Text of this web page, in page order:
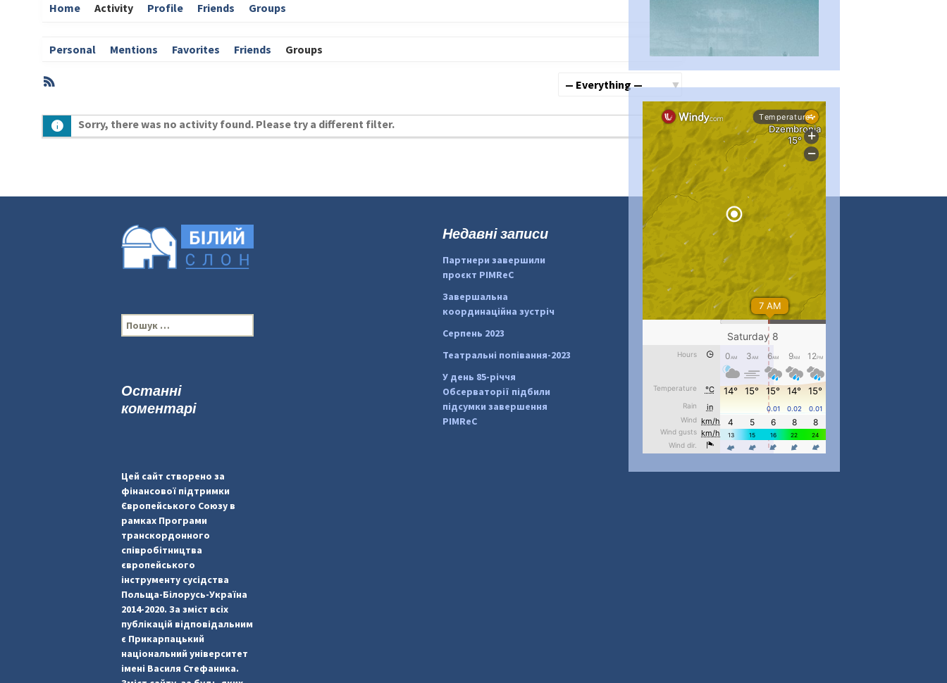
Home Activity Profile Friends Groups
Personal Mentions Favorites Friends Groups
Activities
RSS
Sorry, there was no activity found. Please try a different filter.
#PipIvanToday
#PipIvanWeather
pimrec_project
#PipIvanWeather
...
pimrec_project
П
о
:
Недавні записи
Партнери завершили
проєкт PIMReC
Завершальна
координаційна зустріч
Серпень 2023
Театральні попівання-2023
У день 85-річчя
Обсерваторії підбили
підсумки завершення
PIMReC
Останні
коментарі
Цей сайт створено за
фінансової підтримки
Європейського Союзу в
рамках Програми
транскордонного
співробітництва
європейського
інструменту сусідства
Польща-Білорусь-Україна
2014-2020. За зміст всіх
публікацій відповідальним
є Прикарпацький
національний університет
імені Василя Стефаника.